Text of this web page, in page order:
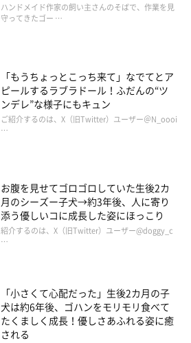
ハンドメイド作家の飼い主さんのそばで、作業を見
守ってきたゴー …
「もうちょっとこっち来て」なでてとア
ピールするラブラドール！ふだんの“ツ
ンデレ”な様子にもキュン
ご紹介するのは、X（旧Twitter）ユーザー＠N_oooi
…
お腹を見せてゴロゴロしていた生後2カ
月のシーズー子犬→約3年後、人に寄り
添う優しいコに成長した姿にほっこり
紹介するのは、X（旧Twitter）ユーザー@doggy_c
…
「小さくて心配だった」生後2カ月の子
犬は約6年後、ゴハンをモリモリ食べて
たくましく成長！優しさあふれる姿に癒
される